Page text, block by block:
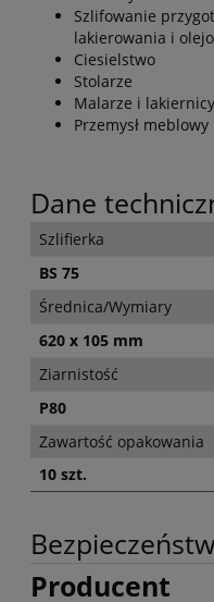
Szlifowanie
lakierowania i
Ciesielstwo
Stolarze
Malarze i lakiernicy
Przemysł meblowy
Dane
Szlifierka
BS 75
Średnica/Wymiary
620 x 105 mm
Ziarnistość
P80
Zawartość opakowania
10 szt.
Producent